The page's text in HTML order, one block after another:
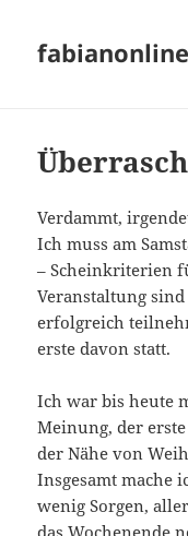
Verdammt,
Ich muss am
– Scheinkriterien
Veranstaltung
erfolgreich
erste davon statt.
Ich war bis heute
Meinung, der
der Nähe von
Insgesamt mache
wenig Sorgen,